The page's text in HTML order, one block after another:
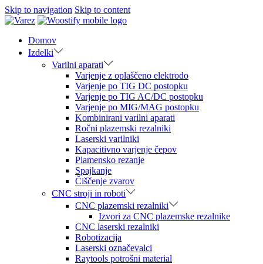
Skip to navigation Skip to content
Domov
Izdelki
Varilni aparati
Varjenje z oplaščeno elektrodo
Varjenje po TIG DC postopku
Varjenje po TIG AC/DC postopku
Varjenje po MIG/MAG postopku
Kombinirani varilni aparati
Ročni plazemski rezalniki
Laserski varilniki
Kapacitivno varjenje čepov
Plamensko rezanje
Spajkanje
Čiščenje zvarov
CNC stroji in roboti
CNC plazemski rezalniki
Izvori za CNC plazemske rezalnike
CNC laserski rezalniki
Robotizacija
Laserski označevalci
Raytools potrošni material